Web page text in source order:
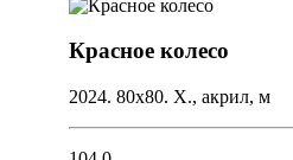
Красное колесо
2024. 80х80. Х., акрил, м